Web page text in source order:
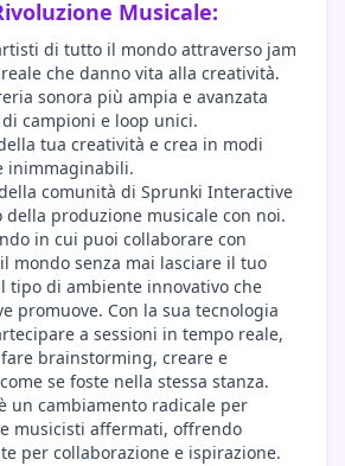
Musicale:
di tutto il mondo attraverso jam
che danno vita alla creatività.
sonora più ampia e avanzata
campioni e loop unici.
tua creatività e crea in modi
inimmaginabili.
comunità di Sprunki Interactive
produzione musicale con noi.
in cui puoi collaborare con
mondo senza mai lasciare il tuo
tipo di ambiente innovativo che
promuove. Con la sua tecnologia
a sessioni in tempo reale,
brainstorming, creare e
se foste nella stessa stanza.
un cambiamento radicale per
musicisti affermati, offrendo
per collaborazione e ispirazione.